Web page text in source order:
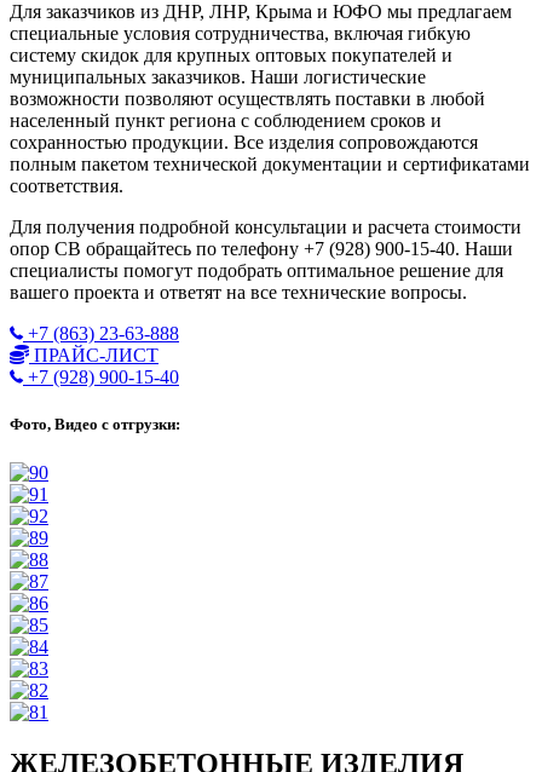
Для заказчиков из ДНР, ЛНР, Крыма и ЮФО мы предлагаем
специальные условия сотрудничества, включая гибкую
систему скидок для крупных оптовых покупателей и
муниципальных заказчиков. Наши логистические
возможности позволяют осуществлять поставки в любой
населенный пункт региона с соблюдением сроков и
сохранностью продукции. Все изделия сопровождаются
полным пакетом технической документации и сертификатами
соответствия.
Для получения подробной консультации и расчета стоимости
опор СВ обращайтесь по телефону +7 (928) 900-15-40. Наши
специалисты помогут подобрать оптимальное решение для
вашего проекта и ответят на все технические вопросы.
+7 (863) 23-63-888
ПРАЙС-ЛИСТ
+7 (928) 900-15-40
Фото, Видео с отгрузки:
ЖЕЛЕЗОБЕТОННЫЕ ИЗДЕЛИЯ